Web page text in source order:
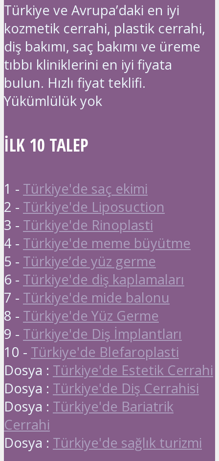
Türkiye ve Avrupa’daki en iyi
kozmetik cerrahi, plastik cerrahi,
diş bakımı, saç bakımı ve üreme
tıbbı kliniklerini en iyi fiyata
bulun. Hızlı fiyat teklifi.
Yükümlülük yok
İLK 10 TALEP
1 - Türkiye'de saç ekimi
2 - Türkiye'de Liposuction
3 - Türkiye'de Rinoplasti
4 - Türkiye'de meme büyütme
5 - Türkiye’de yüz germe
6 - Türkiye'de diş kaplamaları
7 - Türkiye'de mide balonu
8 - Türkiye'de Yüz Germe
9 - Türkiye'de Diş İmplantları
10 - Türkiye'de Blefaroplasti
Dosya : Türkiye'de Estetik Cerrahi
Dosya : Türkiye'de Diş Cerrahisi
Dosya : Türkiye'de Bariatrik
Cerrahi
Dosya : Türkiye'de sağlık turizmi